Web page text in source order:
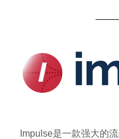
Impulse是一款强大的